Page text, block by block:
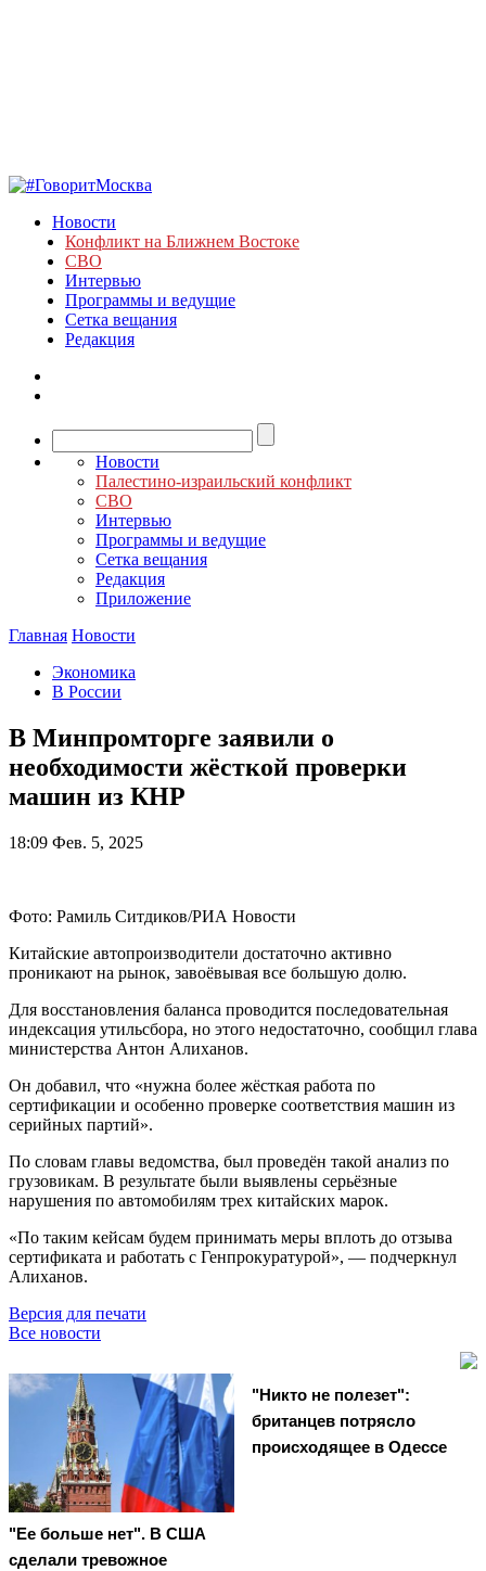
Новости
Конфликт на Ближнем Востоке
СВО
Интервью
Программы и ведущие
Сетка вещания
Редакция
Новости
Палестино-израильский конфликт
СВО
Интервью
Программы и ведущие
Сетка вещания
Редакция
Приложение
Главная Новости
Экономика
В России
В Минпромторге заявили о
необходимости жёсткой проверки
машин из КНР
18:09 Фев. 5, 2025
Фото: Рамиль Ситдиков/РИА Новости
Китайские автопроизводители достаточно активно
проникают на рынок, завоёвывая все большую долю.
Для восстановления баланса проводится последовательная
индексация утильсбора, но этого недостаточно, сообщил глава
министерства Антон Алиханов.
Он добавил, что «нужна более жёсткая работа по
сертификации и особенно проверке соответствия машин из
серийных партий».
По словам главы ведомства, был проведён такой анализ по
грузовикам. В результате были выявлены серьёзные
нарушения по автомобилям трех китайских марок.
«По таким кейсам будем принимать меры вплоть до отзыва
сертификата и работать с Генпрокуратурой», — подчеркнул
Алиханов.
Версия для печати
Все новости
"Ее больше нет". В США
сделали тревожное
"Никто не полезет":
британцев потрясло
происходящее в Одессе